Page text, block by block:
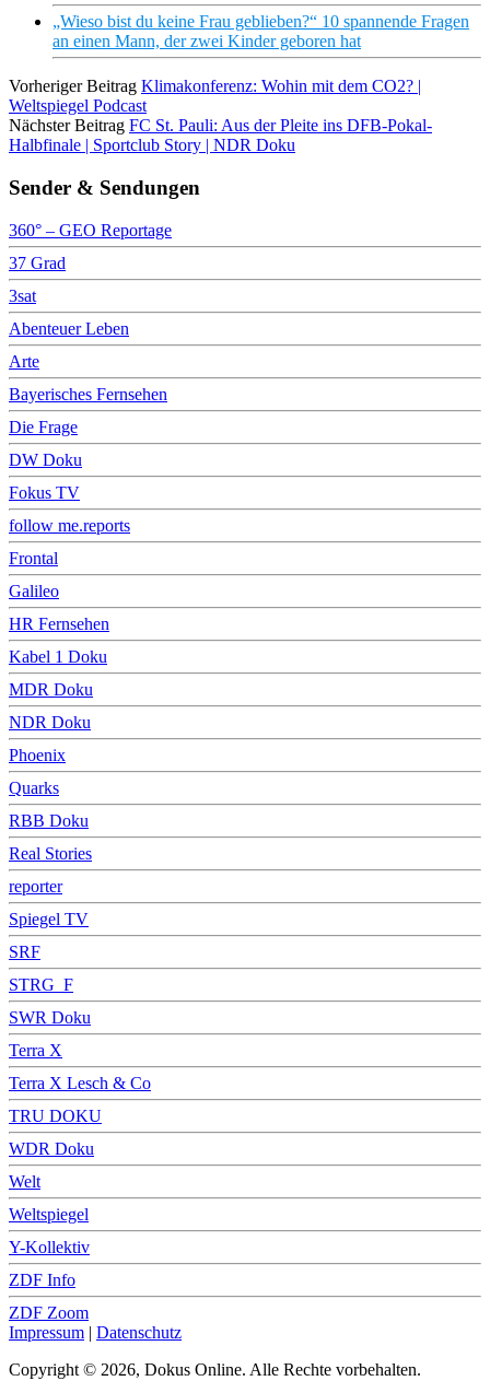
„Wieso bist du keine Frau geblieben?“ 10 spannende Fragen
an einen Mann, der zwei Kinder geboren hat
Vorheriger Beitrag Klimakonferenz: Wohin mit dem CO2? |
Weltspiegel Podcast
Nächster Beitrag FC St. Pauli: Aus der Pleite ins DFB-Pokal-
Halbfinale | Sportclub Story | NDR Doku
Sender & Sendungen
360° – GEO Reportage
37 Grad
3sat
Abenteuer Leben
Arte
Bayerisches Fernsehen
Die Frage
DW Doku
Fokus TV
follow me.reports
Frontal
Galileo
HR Fernsehen
Kabel 1 Doku
MDR Doku
NDR Doku
Phoenix
Quarks
RBB Doku
Real Stories
reporter
Spiegel TV
SRF
STRG_F
SWR Doku
Terra X
Terra X Lesch & Co
TRU DOKU
WDR Doku
Welt
Weltspiegel
Y-Kollektiv
ZDF Info
ZDF Zoom
Impressum | Datenschutz
Copyright © 2026, Dokus Online. Alle Rechte vorbehalten.